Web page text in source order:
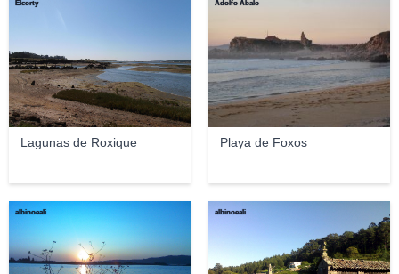
Lagunas de Roxique
Elcorty
Playa de Foxos
Adolfo Abalo
albinoeali albinoeali